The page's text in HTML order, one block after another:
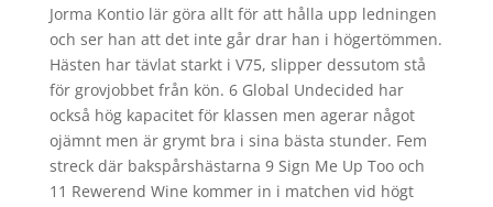
Jorma Kontio lär göra allt för att hålla upp ledningen
och ser han att det inte går drar han i högertömmen.
Hästen har tävlat starkt i V75, slipper dessutom stå
för grovjobbet från kön. 6 Global Undecided har
också hög kapacitet för klassen men agerar något
ojämnt men är grymt bra i sina bästa stunder. Fem
streck där bakspårshästarna 9 Sign Me Up Too och
11 Rewerend Wine kommer in i matchen vid högt